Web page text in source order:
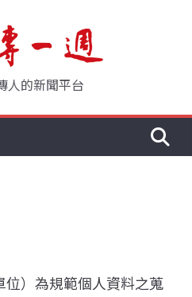
人的新聞平台
）為規範個人資料之蒐